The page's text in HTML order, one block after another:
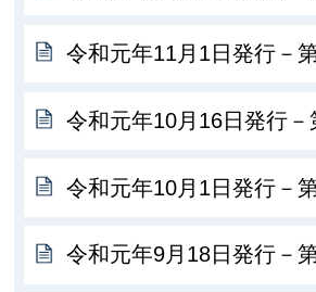
令和元年11月1日発行－
令和元年10月16日発行－
令和元年10月1日発行－
令和元年9月18日発行－